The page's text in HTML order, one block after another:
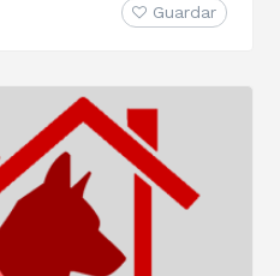
Guardar